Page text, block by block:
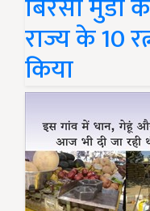
राज्य के 10
किया